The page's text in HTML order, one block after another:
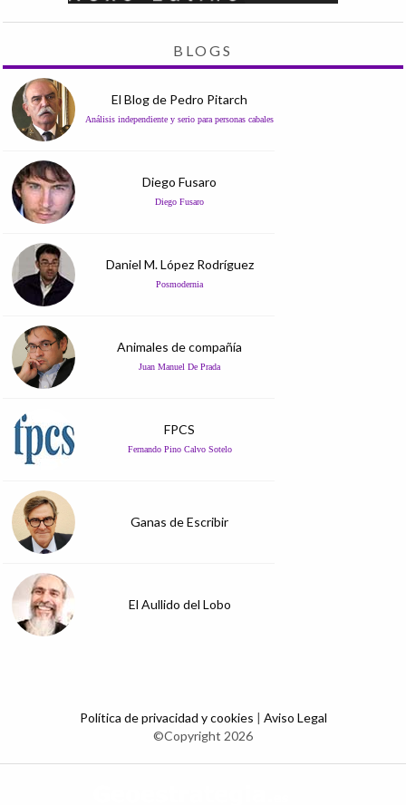
BLOGS
El Blog de Pedro Pitarch
Análisis independiente y serio para personas cabales
Diego Fusaro
Diego Fusaro
Daniel M. López Rodríguez
Posmodernia
Animales de compañía
Juan Manuel De Prada
FPCS
Fernando Pino Calvo Sotelo
Ganas de Escribir
El Aullido del Lobo
Política de privacidad y cookies | Aviso Legal
©Copyright 2026